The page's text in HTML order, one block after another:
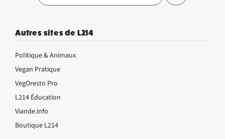
Autres sites de L214
Politique & Animaux
Vegan Pratique
VegOresto Pro
L214 Éducation
Viande.info
Boutique L214